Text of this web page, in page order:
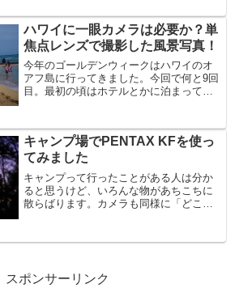
孫子の催し物としては成功しているイベ
ントではなかろうか。前...
ハワイに一眼カメラは必要か？単
焦点レンズで撮影した風景写真！
今年のゴールデンウィークはハワイのオ
アフ島に行ってきました。今回で何と9回
目。最初の頃はホテルとかに泊まってま
オアフ島オンリーなので、何回も行って
いると撮る写真もマンネ...
キャンプ場でPENTAX KFを使っ
てみました
キャンプって行ったことがある人は分か
ると思うけど、いろんな物があちこちに
散らばります。カメラも同様に「どこ置
うんですか、硬くて頑丈でアウトドア向
スポンサーリンク